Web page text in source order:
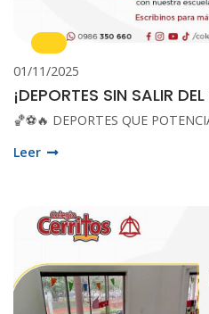
01/11/2025
¡DEPORTES SIN SALIR
🏀⚽🔥 DEPORTES QUE
Leer